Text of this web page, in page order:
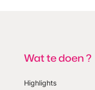
Wat te doen ?
Highlights